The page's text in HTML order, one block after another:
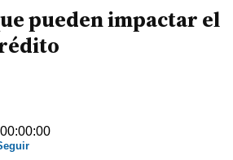
pueden impactar el